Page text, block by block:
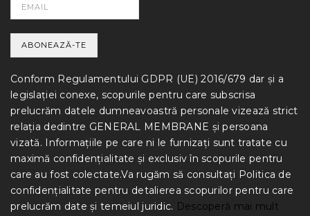
Conform Regulamentului GDPR (UE) 2016/679 dar și a
legislației conexe, scopurile pentru care subscrisa
prelucrăm datele dumneavoastră personale vizează strict
relația dedintre GENERAL MEMBRANE și persoana
vizată. Informațiile pe care ni le furnizați sunt tratate cu
maximă confidențialitate și exclusiv în scopurile pentru
care au fost colectate.Va rugăm să consultați Politica de
confidențialitate pentru detalierea scopurilor pentru care
prelucrăm date și temeiul juridic. Descoperă mai mult